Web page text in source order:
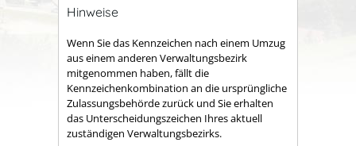
Hinweise
Wenn Sie das Kennzeichen nach einem Umzug
aus einem anderen Verwaltungsbezirk
mitgenommen haben, fällt die
Kennzeichenkombination an die ursprüngliche
Zulassungsbehörde zurück und Sie erhalten
das Unterscheidungszeichen Ihres aktuell
zuständigen Verwaltungsbezirks.